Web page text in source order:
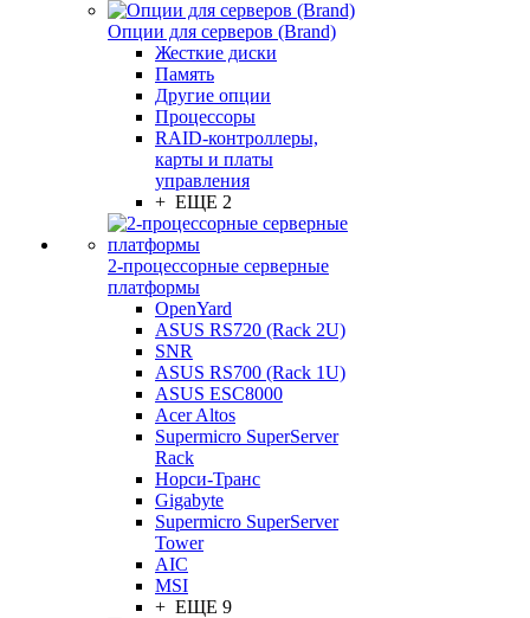
Опции для серверов (Brand)
Жесткие диски
Память
Другие опции
Процессоры
RAID-контроллеры,
карты и платы
управления
+ ЕЩЕ 2
2-процессорные серверные
платформы
OpenYard
ASUS RS720 (Rack 2U)
SNR
ASUS RS700 (Rack 1U)
ASUS ESC8000
Acer Altos
Supermicro SuperServer
Rack
Норси-Транс
Gigabyte
Supermicro SuperServer
Tower
AIC
MSI
+ ЕЩЕ 9